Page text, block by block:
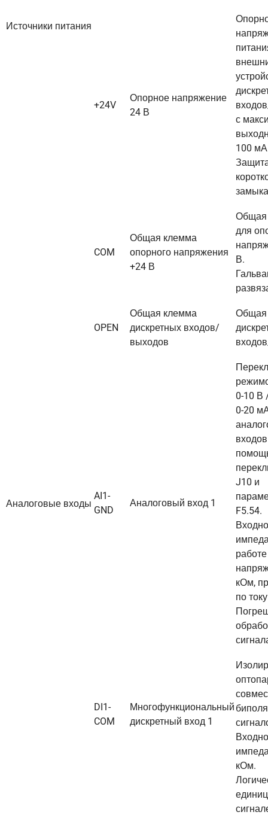
Источники питания
+24V
Опорное напряжение
24 В
с
100
COM
Общая клемма
опорного напряжения
+24 В
Общая
для
В.
OPEN
Общая клемма
дискретных входов/
выходов
Общая
Аналоговые входы
AI1-
GND
Аналоговый вход 1
0-10 В
0-20
J10 и
F5.54.
кОм,
по
DI1-
COM
Многофункциональный
дискретный вход 1
кОм.